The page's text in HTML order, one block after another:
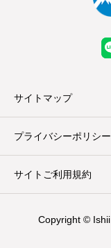
サイトマップ
プライバシーポリシー
サイトご利用規約
Copyright ©